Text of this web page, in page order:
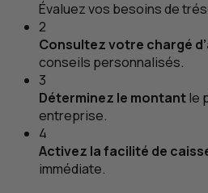
Évaluez vos besoins de
2
Consultez votre chargé
conseils personnalisés.
3
Déterminez le montantle
entreprise.
4
Activez la facilité de
immédiate.